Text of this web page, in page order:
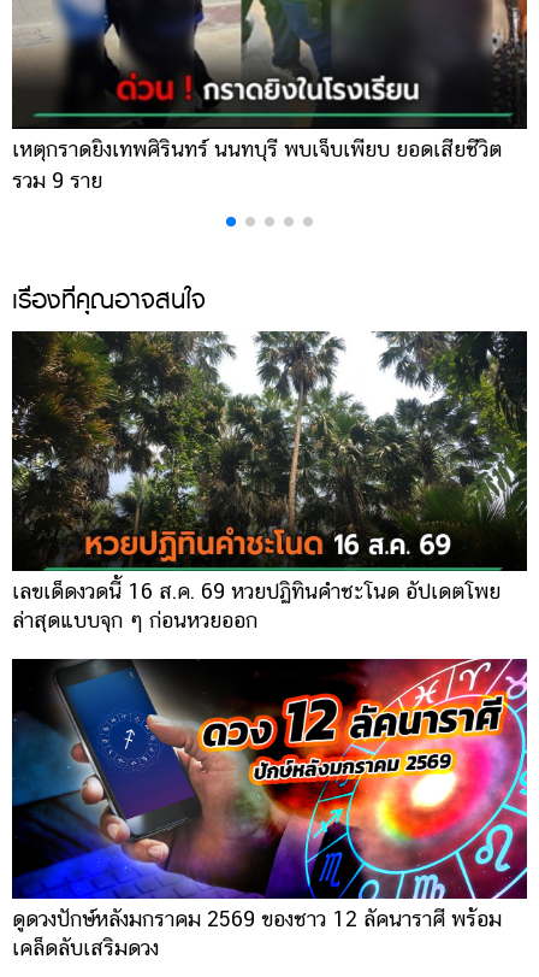
ออนไลน์
ติดต่อ
โฆษณา
แจ้ง
ปัญหา
เหตุกราดยิงเทพศิรินทร์ นนทบุรี พบเจ็บเพียบ ยอดเสียชีวิต
รวม 9 ราย
เรื่องที่คุณอาจสนใจ
เลขเด็ดงวดนี้ 16 ส.ค. 69 หวยปฏิทินคำชะโนด อัปเดตโพย
ล่าสุดแบบจุก ๆ ก่อนหวยออก
ดูดวงปักษ์หลังมกราคม 2569 ของชาว 12 ลัคนาราศี พร้อม
เคล็ดลับเสริมดวง